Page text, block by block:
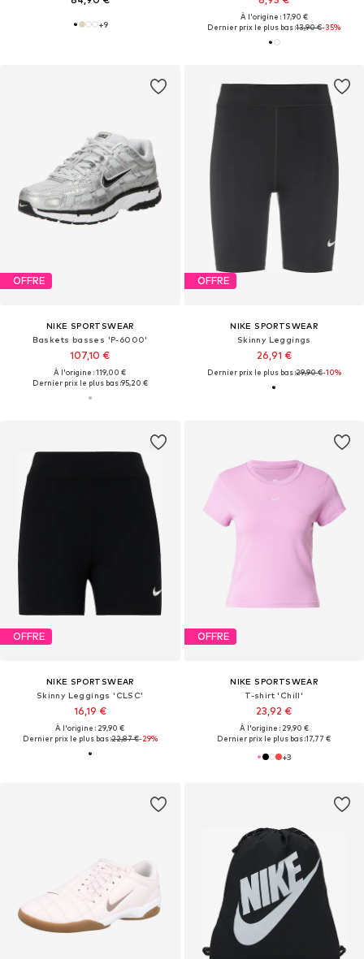
+9
À l'origine : 17,90 €
Dernier prix le plus bas :13,90 €-35%
OFFRE
NIKE SPORTSWEAR
Baskets basses 'P-6000'
107,10 €
À l'origine : 119,00 €
Dernier prix le plus bas :95,20 €
OFFRE
NIKE SPORTSWEAR
Skinny Leggings
26,91 €
Dernier prix le plus bas :29,90 €-10%
OFFRE
NIKE SPORTSWEAR
Skinny Leggings 'CLSC'
16,19 €
À l'origine : 29,90 €
Dernier prix le plus bas :22,87 €-29%
OFFRE
NIKE SPORTSWEAR
T-shirt 'Chill'
23,92 €
À l'origine : 29,90 €
Dernier prix le plus bas :17,77 €
+3